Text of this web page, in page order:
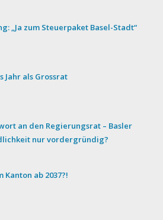
„Ja zum Steuerpaket Basel-Stadt“
Jahr als Grossrat
an den Regierungsrat – Basler
nur vordergründig?
Kanton ab 2037?!